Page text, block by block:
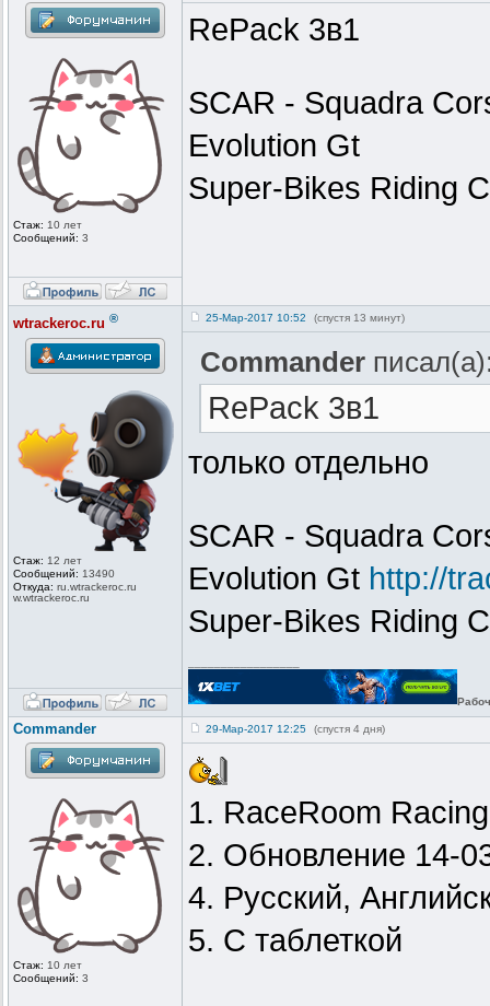
Стаж: 10 лет
Сообщений: 3
RePack 3в1
SCAR - Squadra
Evolution Gt
Super-Bikes Riding
wtrackeroc.ru ®
Стаж: 12 лет
Сообщений: 13490
Откуда: ru.wtrackeroc.ru
w.wtrackeroc .ru
25-Мар-2017 10:52 (спустя 13 минут)
Commander
RePack 3в1
только отдельно
SCAR - Squadra
Evolution Gt http://
Super-Bikes Riding
Commander
Стаж: 10 лет
Сообщений: 3
29-Мар-2017 12:25 (спустя 4 дня)
1. RaceRoom
2. Обновление 14-
4. Русский,
5. С таблеткой